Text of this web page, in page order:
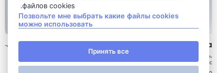
Ном га
روبل.
Состав: куриное филе, листовой салат, болгарский перец, морковь,
огурец, соевые ростки, арахис, кинза, мята, кунжут, азиатский соус
файлов cookies.
Позвольте мне выбрать какие файлы cookies
можно использовать
Принять все